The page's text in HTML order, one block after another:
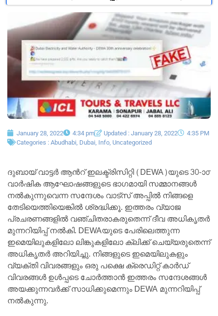
January 28, 2022 4:34 pm Updated : January 28, 2022
4:35 PM
Categories : Abudhabi Dubai Info Uncategorized
ദുബായ് വാട്ടർ ആന്‍റ് ഇലക്ട്രിസിറ്റി (DEWA)യുടെ 30-ാ൦
വാർഷിക ആഘോഷങ്ങളുടെ ഭാഗമായി സമ്മാനങ്ങള്‍
നല്‍കുന്നുവെന്ന സന്ദേശം വാട്സ് അപ്പില്‍ നിങ്ങളെ
തേടിയെത്തിയെങ്കില്‍ ശ്രദ്ധിക്കൂ. ഇത്തരം വ്യാജ
പ്രചരണങ്ങളില്‍ വഞ്ചിതരാകരുതെന്ന് ദീവ അധികൃതർ
മുന്നറിയിപ്പ് നല്‍കി. DEWAയുടെ പേരിലെത്തുന്ന
ഇമെയിലുകളിലോ ലിങ്കുകളിലോ ക്ലിക്ക് ചെയ്യരുതെന്ന്
അധികൃതർ അറിയിച്ചു. നിങ്ങളുടെ ഇമെയിലുകളും
വ്യക്തി വിവരങ്ങളും ഒരു പക്ഷെ ക്രെഡിറ്റ് കാർഡ്
വിവരങ്ങള്‍ ഉള്‍പ്പടെ ചോർത്താന്‍ ഇത്തരം സന്ദേശങ്ങള്‍
അയക്കുന്നവർക്ക് സാധിക്കുമെന്നും DEWA മുന്നറിയിപ്പ്
നല്‍കുന്നു.